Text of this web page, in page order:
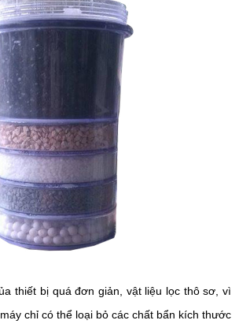
thiết bị quá đơn giản, vật liệu lọc thô sơ, vì
chỉ có thể loại bỏ các chất bẩn kích thước